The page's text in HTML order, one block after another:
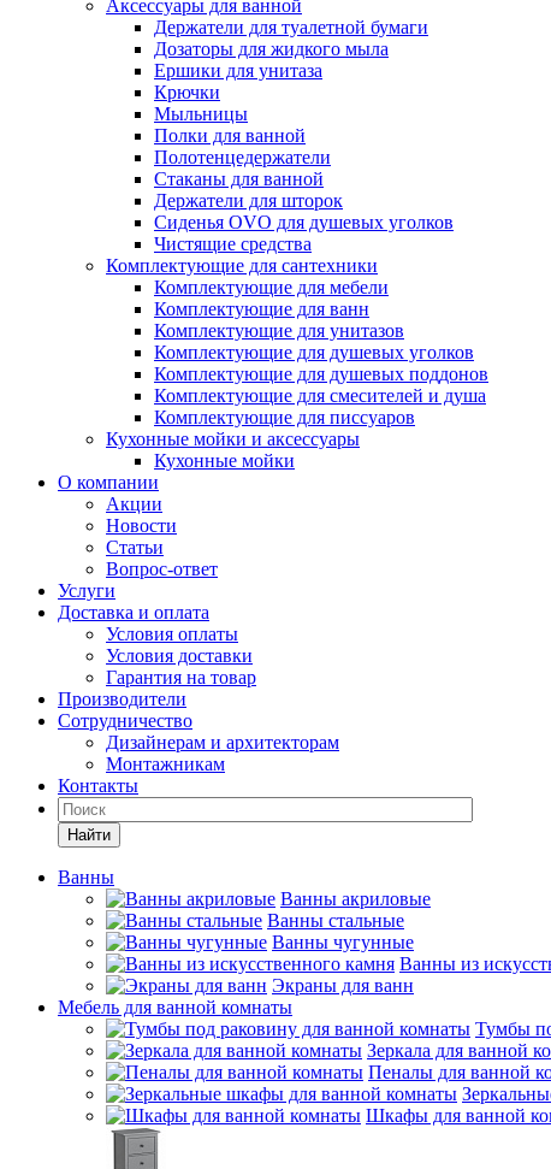
Аксессуары для ванной
Держатели для туалетной бумаги
Дозаторы для жидкого мыла
Ершики для унитаза
Крючки
Мыльницы
Полки для ванной
Полотенцедержатели
Стаканы для ванной
Держатели для шторок
Сиденья OVO для душевых уголков
Чистящие средства
Комплектующие для сантехники
Комплектующие для мебели
Комплектующие для ванн
Комплектующие для унитазов
Комплектующие для душевых уголков
Комплектующие для душевых поддонов
Комплектующие для смесителей и душа
Комплектующие для писсуаров
Кухонные мойки и аксессуары
Кухонные мойки
О компании
Акции
Новости
Статьи
Вопрос-ответ
Услуги
Доставка и оплата
Условия оплаты
Условия доставки
Гарантия на товар
Производители
Сотрудничество
Дизайнерам и архитекторам
Монтажникам
Контакты
Найти
Ванны
Ванны акриловые
Ванны стальные
Ванны чугунные
Ванны из
Экраны для ванн
Мебель для ванной комнаты
Тумбы
Зеркала для ванной
Пеналы для ванной
Шкафы для ванной